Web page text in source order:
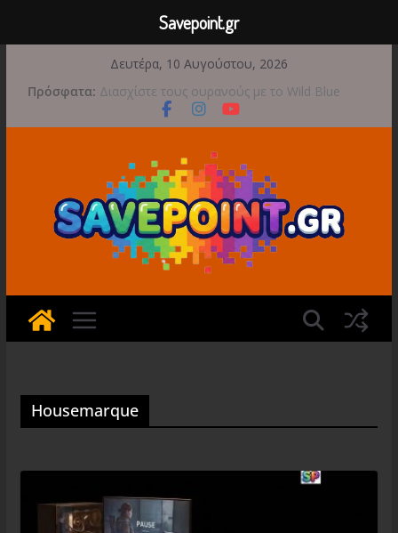
περιεχόμενο
Δευτέρα, 10 Αυγούστου, 2026
Πρόσφατα: Διασχίστε τους ουρανούς με το Wild Blue
Skies αυτό το φθινόπωρο
Διαθέσιμο το 1998: The Toll Keeper Story
Φθινοπωρινό Point and Click το Moomin:
Midsummer Madness
Μια φωτογραφική περιπέτεια συνεχίζεται στο
TOEM 2 για τις 29 Σεπτεμβρίου
Housemarque
Savepoint.gr